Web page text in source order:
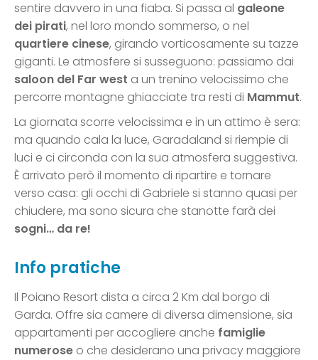
sentire davvero in una fiaba. Si passa al galeone
dei pirati, nel loro mondo sommerso, o nel
quartiere cinese, girando vorticosamente su tazze
giganti. Le atmosfere si susseguono: passiamo dai
saloon del Far west a un trenino velocissimo che
percorre montagne ghiacciate tra resti di Mammut.
La giornata scorre velocissima e in un attimo è sera:
ma quando cala la luce, Garadaland si riempie di
luci e ci circonda con la sua atmosfera suggestiva.
È arrivato però il momento di ripartire e tornare
verso casa: gli occhi di Gabriele si stanno quasi per
chiudere, ma sono sicura che stanotte farà dei
sogni… da re!
Info pratiche
Il Poiano Resort dista a circa 2 Km dal borgo di
Garda. Offre sia camere di diversa dimensione, sia
appartamenti per accogliere anche famiglie
numerose o che desiderano una privacy maggiore